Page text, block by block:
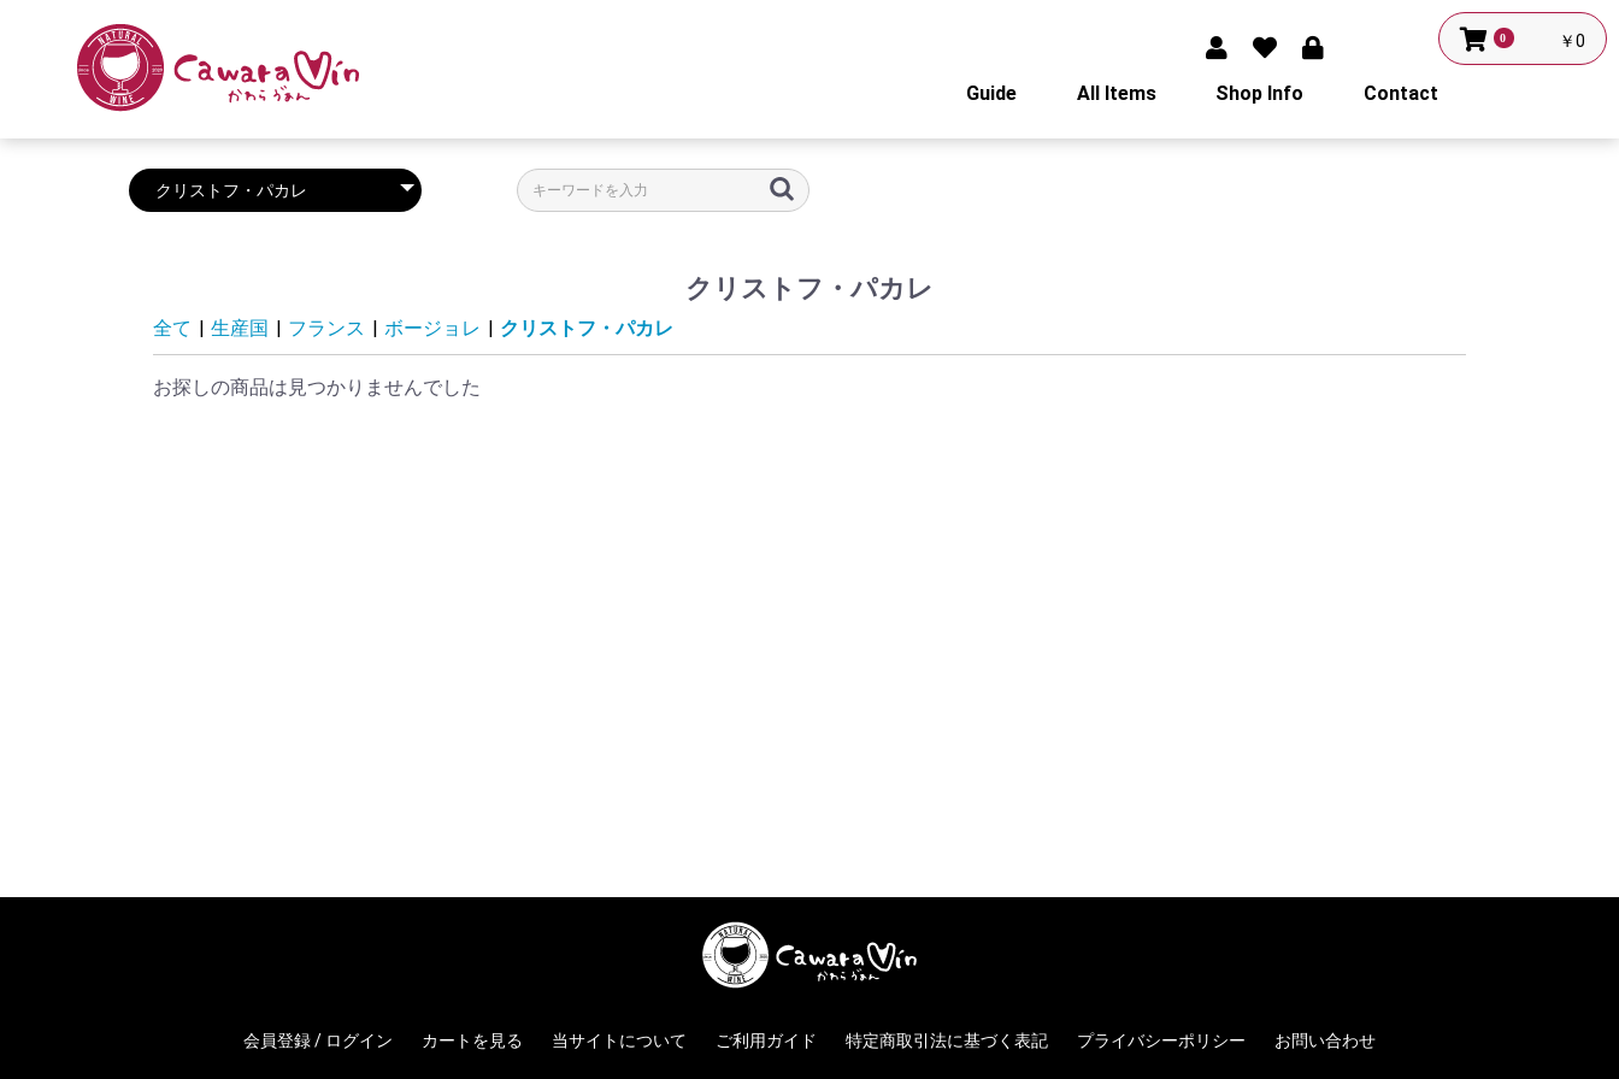
0 ￥0
Guide All Items Shop Info Contact
クリストフ・パカレ
全て | 生産国 | フランス | ボージョレ | クリストフ・パカレ
お探しの商品は見つかりませんでした
会員登録 / ログイン カートを見る 当サイトについて ご利用ガイド 特定商取引法に基づく表記 プライバシーポリシー お問い合わせ